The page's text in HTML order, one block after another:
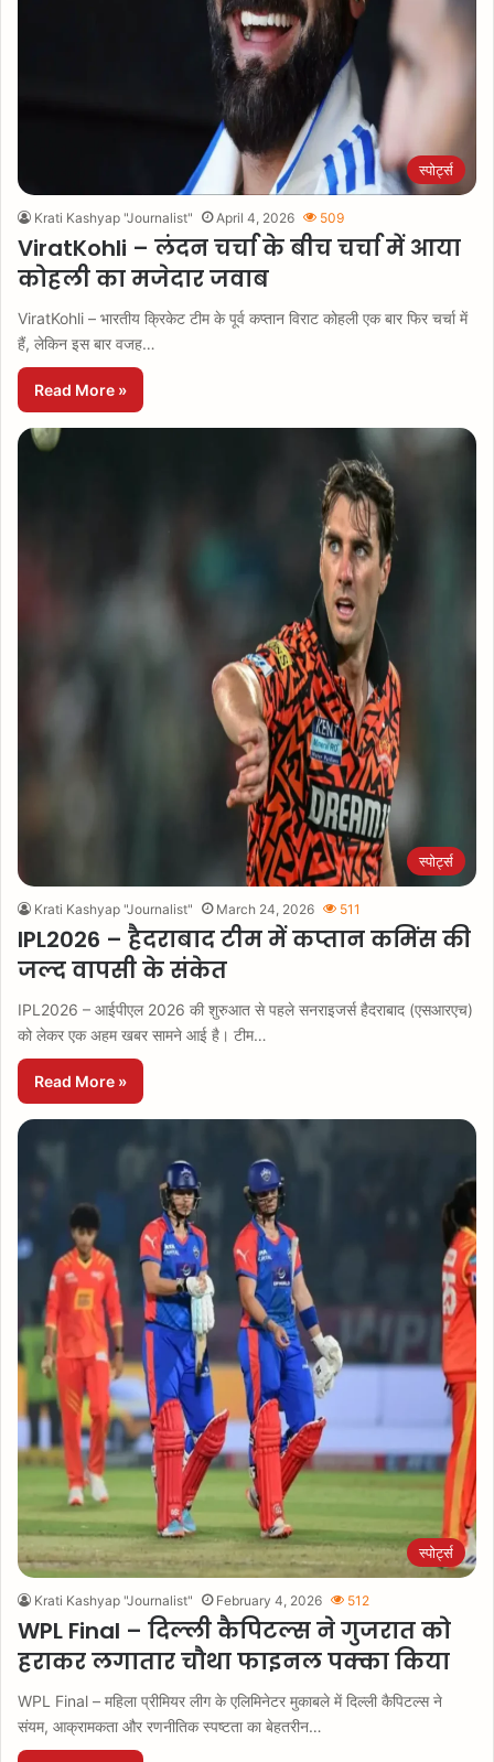
स्पोर्ट्स
Krati Kashyap "Journalist" April 4, 2026 509
ViratKohli – लंदन चर्चा के बीच चर्चा में आया
कोहली का मजेदार जवाब
ViratKohli – भारतीय क्रिकेट टीम के पूर्व कप्तान विराट कोहली एक बार फिर चर्चा में
हैं, लेकिन इस बार वजह…
Read More »
स्पोर्ट्स
Krati Kashyap "Journalist" March 24, 2026 511
IPL2026 – हैदराबाद टीम में कप्तान कमिंस की
जल्द वापसी के संकेत
IPL2026 – आईपीएल 2026 की शुरुआत से पहले सनराइजर्स हैदराबाद (एसआरएच)
को लेकर एक अहम खबर सामने आई है। टीम…
Read More »
स्पोर्ट्स
Krati Kashyap "Journalist" February 4, 2026 512
WPL Final – दिल्ली कैपिटल्स ने गुजरात को
हराकर लगातार चौथा फाइनल पक्का किया
WPL Final – महिला प्रीमियर लीग के एलिमिनेटर मुकाबले में दिल्ली कैपिटल्स ने
संयम, आक्रामकता और रणनीतिक स्पष्टता का बेहतरीन…